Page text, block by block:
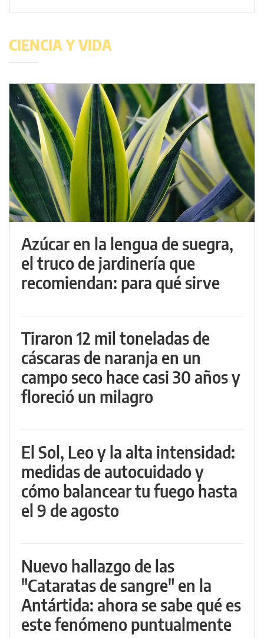
CIENCIA Y VIDA
Azúcar en la lengua de suegra,
el truco de jardinería que
recomiendan: para qué sirve
Tiraron 12 mil toneladas de
cáscaras de naranja en un
campo seco hace casi 30 años y
floreció un milagro
El Sol, Leo y la alta intensidad:
medidas de autocuidado y
cómo balancear tu fuego hasta
el 9 de agosto
Nuevo hallazgo de las
"Cataratas de sangre" en la
Antártida: ahora se sabe qué es
este fenómeno puntualmente